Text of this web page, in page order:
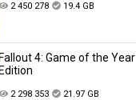
2 450 278 19.4 GB
Fallout 4: Game of the Year
Edition
2 298 353 21.97 GB